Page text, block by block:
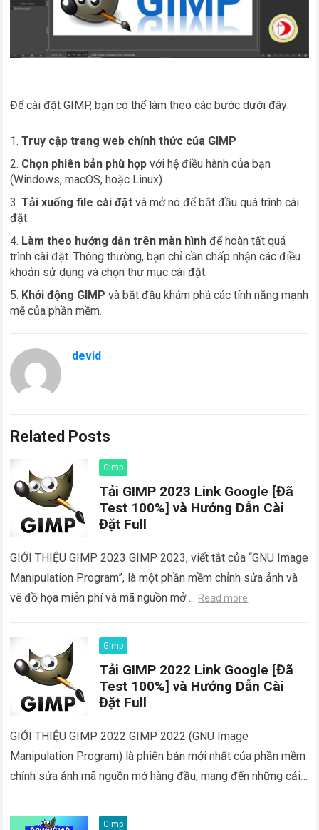
Để cài đặt GIMP, bạn có thể làm theo các bước dưới đây:
Truy cập trang web chính thức của GIMP
Chọn phiên bản phù hợp với hệ điều hành của bạn
(Windows, macOS, hoặc Linux).
Tải xuống file cài đặt và mở nó để bắt đầu quá trình cài
đặt.
Làm theo hướng dẫn trên màn hình để hoàn tất quá
trình cài đặt. Thông thường, bạn chỉ cần chấp nhận các điều
khoản sử dụng và chọn thư mục cài đặt.
Khởi động GIMP và bắt đầu khám phá các tính năng mạnh
mẽ của phần mềm.
devid
Related Posts
Gimp
Tải GIMP 2023 Link Google [Đã
Test 100%] và Hướng Dẫn Cài
Đặt Full
GIỚI THIỆU GIMP 2023 GIMP 2023, viết tắt của “GNU Image
Manipulation Program”, là một phần mềm chỉnh sửa ảnh và
vẽ đồ họa miễn phí và mã nguồn mở…. Read more
Gimp
Tải GIMP 2022 Link Google [Đã
Test 100%] và Hướng Dẫn Cài
Đặt Full
GIỚI THIỆU GIMP 2022 GIMP 2022 (GNU Image
Manipulation Program) là phiên bản mới nhất của phần mềm
chỉnh sửa ảnh mã nguồn mở hàng đầu, mang đến những cải…
Gimp